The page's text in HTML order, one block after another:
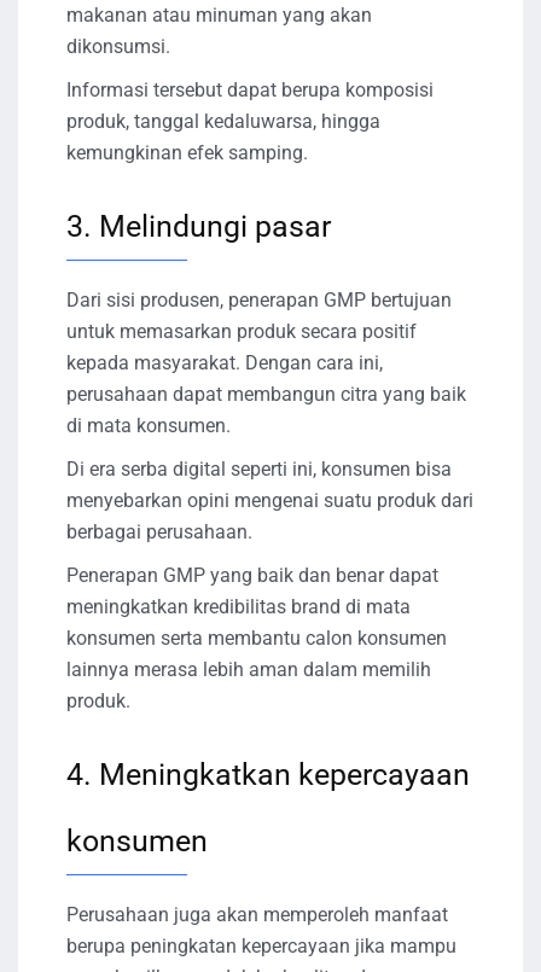
makanan atau minuman yang akan
dikonsumsi.
Informasi tersebut dapat berupa komposisi
produk, tanggal kedaluwarsa, hingga
kemungkinan efek samping.
3. Melindungi pasar
Dari sisi produsen, penerapan GMP bertujuan
untuk memasarkan produk secara positif
kepada masyarakat. Dengan cara ini,
perusahaan dapat membangun citra yang baik
di mata konsumen.
Di era serba digital seperti ini, konsumen bisa
menyebarkan opini mengenai suatu produk dari
berbagai perusahaan.
Penerapan GMP yang baik dan benar dapat
meningkatkan kredibilitas brand di mata
konsumen serta membantu calon konsumen
lainnya merasa lebih aman dalam memilih
produk.
4. Meningkatkan kepercayaan
konsumen
Perusahaan juga akan memperoleh manfaat
berupa peningkatan kepercayaan jika mampu